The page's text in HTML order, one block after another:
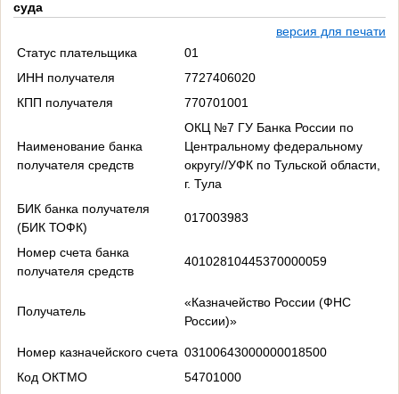
суда
версия для печати
Статус плательщика
01
ИНН получателя
7727406020
КПП получателя
770701001
Наименование банка
получателя средств
ОКЦ №7 ГУ Банка России по
Центральному федеральному
округу//УФК по Тульской области,
г. Тула
БИК банка получателя
(БИК ТОФК)
017003983
Номер счета банка
получателя средств
40102810445370000059
Получатель
«Казначейство России (ФНС
России)»
Номер казначейского счета 03100643000000018500
Код ОКТМО
54701000